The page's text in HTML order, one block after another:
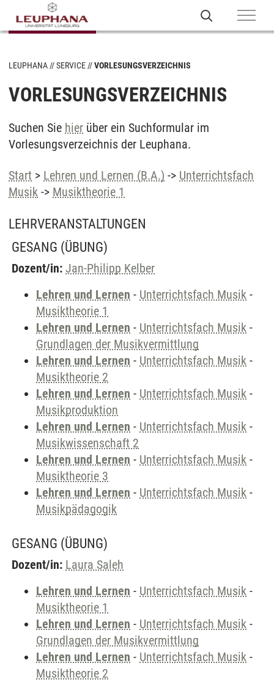
LEUPHANA SERVICE VORLESUNGSVERZEICHNIS
VORLESUNGSVERZEICHNIS
Suchen Sie hier über ein Suchformular im
Vorlesungsverzeichnis der Leuphana.
Start > Lehren und Lernen (B.A.) -> Unterrichtsfach
Musik -> Musiktheorie 1
LEHRVERANSTALTUNGEN
GESANG (ÜBUNG)
Dozent/in: Jan-Philipp Kelber
Lehren und Lernen - Unterrichtsfach Musik -
Musiktheorie 1
Lehren und Lernen - Unterrichtsfach Musik -
Grundlagen der Musikvermittlung
Lehren und Lernen - Unterrichtsfach Musik -
Musiktheorie 2
Lehren und Lernen - Unterrichtsfach Musik -
Musikproduktion
Lehren und Lernen - Unterrichtsfach Musik -
Musikwissenschaft 2
Lehren und Lernen - Unterrichtsfach Musik -
Musiktheorie 3
Lehren und Lernen - Unterrichtsfach Musik -
Musikpädagogik
GESANG (ÜBUNG)
Dozent/in: Laura Saleh
Lehren und Lernen - Unterrichtsfach Musik -
Musiktheorie 1
Lehren und Lernen - Unterrichtsfach Musik -
Grundlagen der Musikvermittlung
Lehren und Lernen - Unterrichtsfach Musik -
Musiktheorie 2